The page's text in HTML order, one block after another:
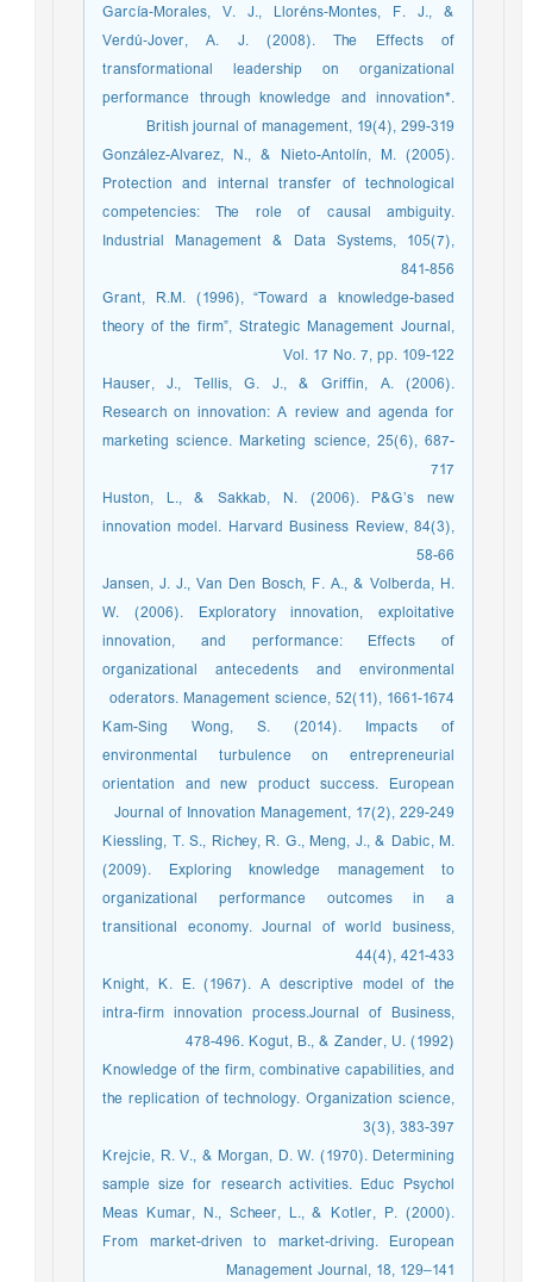
García‐Morales, V. J., Lloréns‐Montes, F. J., &
Verdú‐Jover, A. J. (2008). The Effects of
transformational leadership on organizational
performance through knowledge and innovation*.
British journal of management, 19(4), 299-319
González-Alvarez, N., & Nieto-Antolín, M. (2005).
Protection and internal transfer of technological
competencies: The role of causal ambiguity.
Industrial Management & Data Systems, 105(7),
841-856
Grant, R.M. (1996), “Toward a knowledge-based
theory of the firm”, Strategic Management Journal,
Vol. 17 No. 7, pp. 109-122
Hauser, J., Tellis, G. J., & Griffin, A. (2006).
Research on innovation: A review and agenda for
marketing science. Marketing science, 25(6), 687-
717
Huston, L., & Sakkab, N. (2006). P&G’s new
innovation model. Harvard Business Review, 84(3),
58-66
Jansen, J. J., Van Den Bosch, F. A., & Volberda, H.
W. (2006). Exploratory innovation, exploitative
innovation, and performance: Effects of
organizational antecedents and environmental
oderators. Management science, 52(11), 1661-1674
Kam-Sing Wong, S. (2014). Impacts of
environmental turbulence on entrepreneurial
orientation and new product success. European
Journal of Innovation Management, 17(2), 229-249
Kiessling, T. S., Richey, R. G., Meng, J., & Dabic, M.
(2009). Exploring knowledge management to
organizational performance outcomes in a
transitional economy. Journal of world business,
44(4), 421-433
Knight, K. E. (1967). A descriptive model of the
intra-firm innovation process.Journal of Business,
478-496. Kogut, B., & Zander, U. (1992)
Knowledge of the firm, combinative capabilities, and
the replication of technology. Organization science,
3(3), 383-397
Krejcie, R. V., & Morgan, D. W. (1970). Determining
sample size for research activities. Educ Psychol
Meas Kumar, N., Scheer, L., & Kotler, P. (2000).
From market-driven to market-driving. European
Management Journal, 18, 129–141